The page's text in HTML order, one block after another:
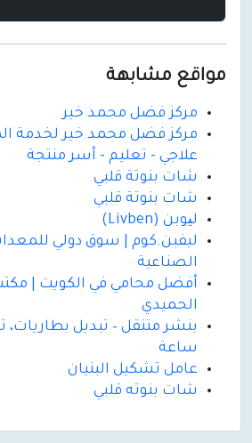
مواقع مشابهة
مركز فضل محمد خير
مركز فضل محمد خير لخدمة
علاجي - تعليم - أسر منتجة
شات بنوتة قلبي
شات بنوتة قلبي
لیوبن (Livben)
ليفبن.كوم | سوق دولي
الصناعية
أفضل محامي في الكويت |
الحميدي
ساعة
عامل تشكيل البنيان
شات بنوته قلبي